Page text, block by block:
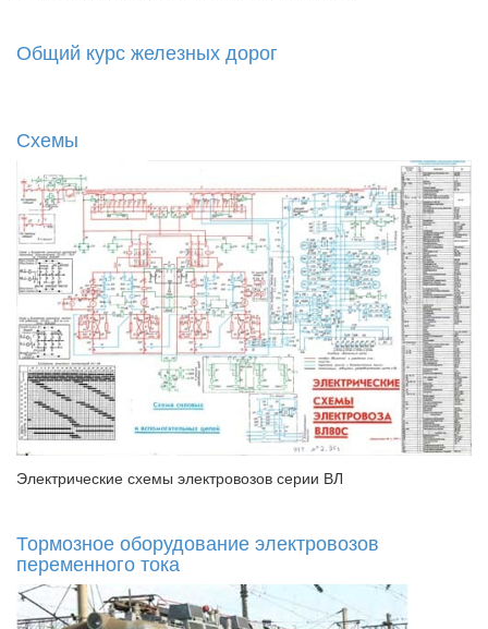
Общий курс железных дорог
Схемы
Электрические схемы электровозов серии ВЛ
Тормозное оборудование электровозов
переменного тока